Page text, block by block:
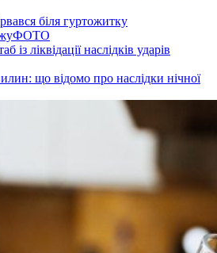
біля гуртожитку
ФОТО
ліквідації наслідків ударів
що відомо про наслідки нічної